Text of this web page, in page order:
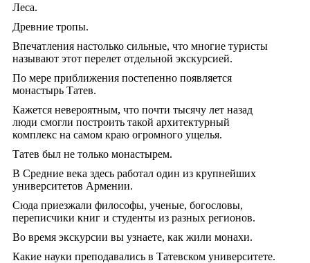
Леса.
Древние тропы.
Впечатления настолько сильные, что многие туристы
называют этот перелет отдельной экскурсией.
По мере приближения постепенно появляется
монастырь Татев.
Кажется невероятным, что почти тысячу лет назад
люди смогли построить такой архитектурный
комплекс на самом краю огромного ущелья.
Татев был не только монастырем.
В Средние века здесь работал один из крупнейших
университетов Армении.
Сюда приезжали философы, ученые, богословы,
переписчики книг и студенты из разных регионов.
Во время экскурсии вы узнаете, как жили монахи.
Какие науки преподавались в Татевском университете.